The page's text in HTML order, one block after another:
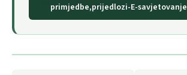
primjedbe,prijedlozi-E-savjetovanje